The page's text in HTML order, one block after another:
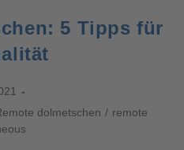
5 Tipps für
dolmetschen / remote